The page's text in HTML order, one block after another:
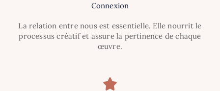
Connexion
La relation entre nous est essentielle. Elle nourrit le
processus créatif et assure la pertinence de chaque
œuvre.